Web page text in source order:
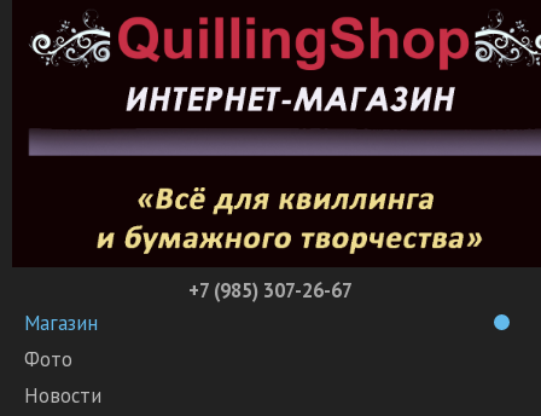
+7 (985) 307-26-67
Магазин
Фото
Новости